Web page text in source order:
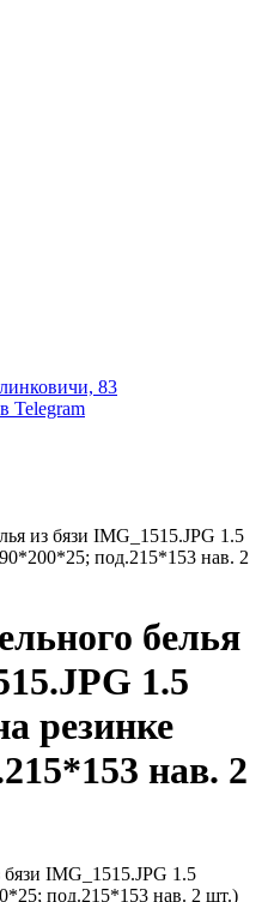
83
Telegram
из бязи IMG_1515.JPG 1.5
под.215*153 нав. 2
белья
1.5
резинке
нав. 2
IMG_1515.JPG 1.5
под.215*153 нав. 2 шт.)